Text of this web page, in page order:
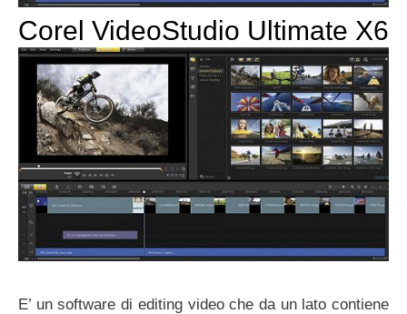
Corel VideoStudio Ultimate X6
E’ un software di editing video che da un lato contiene